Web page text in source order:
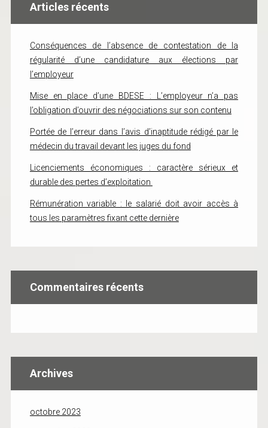
Articles récents
Conséquences de l’absence de contestation de la
régularité d’une candidature aux élections par
l’employeur
Mise en place d’une BDESE : L’employeur n’a pas
l’obligation d’ouvrir des négociations sur son contenu
Portée de l’erreur dans l’avis d’inaptitude rédigé par le
médecin du travail devant les juges du fond
Licenciements économiques : caractère sérieux et
durable des pertes d’exploitation
Rémunération variable : le salarié doit avoir accès à
tous les paramètres fixant cette dernière
Commentaires récents
Archives
octobre 2023